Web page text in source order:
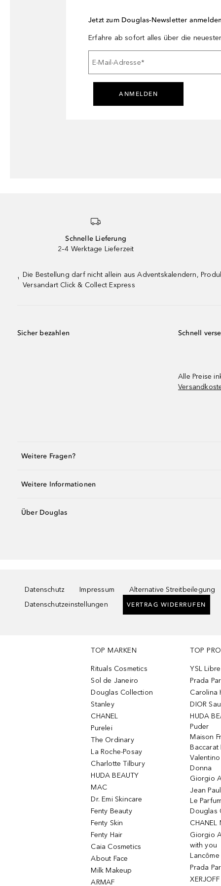
Jetzt zum Douglas-Newsletter
Erfahre ab sofort alles über die
E-Mail-Adresse*
ANMELDEN
Schnelle Lieferung
2–4 Werktage Lieferzeit
¹
Die Bestellung darf nicht allein aus Adventskalendern,
Versandart Click & Collect Express
Sicher bezahlen Schnell
Alle Preise
Weitere Fragen?
Weitere Informationen
Über Douglas
Datenschutz Impressum Alternative Streitbeilegung
Datenschutzeinstellungen
VERTRAG WIDERRUFEN
TOP MARKEN
Rituals Cosmetics
Sol de Janeiro
Douglas Collection
Stanley
CHANEL
Purelei
The Ordinary
La Roche-Posay
Charlotte Tilbury
HUDA BEAUTY
MAC
Dr. Emi Skincare
Fenty Beauty
Fenty Skin
Fenty Hair
Caia Cosmetics
About Face
Milk Makeup
ARMAF
TOP
YSL Libre
Prada
Carolina
DIOR
HUDA
Puder
Maison
Baccarat
Donna
Giorgio
Jean
Le Parfum
Douglas
CHANEL
Giorgio
with you
Prada